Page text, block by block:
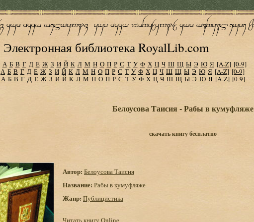
Электронная библиотека RoyalLib.com
А Б В Г Д Е Ж З И Й К Л М Н О П Р С Т У Ф Х Ц Ч Ш Щ Ы Э Ю Я [A-Z] [0-9]
А Б В Г Д Е Ж З И Й К Л М Н О П Р С Т У Ф Х Ц Ч Ш Щ Ы Э Ю Я [A-Z] [0-9]
А Б В Г Д Е Ж З И Й К Л М Н О П Р С Т У Ф Х Ц Ч Ш Щ Ы Э Ю Я [A-Z] [0-9]
Белоусова Таисия - Рабы в кумуфляже
скачать книгу бесплатно
Автор: Белоусова Таисия
Название: Рабы в кумуфляже
Жанр: Публицистика
Читать книгу Online